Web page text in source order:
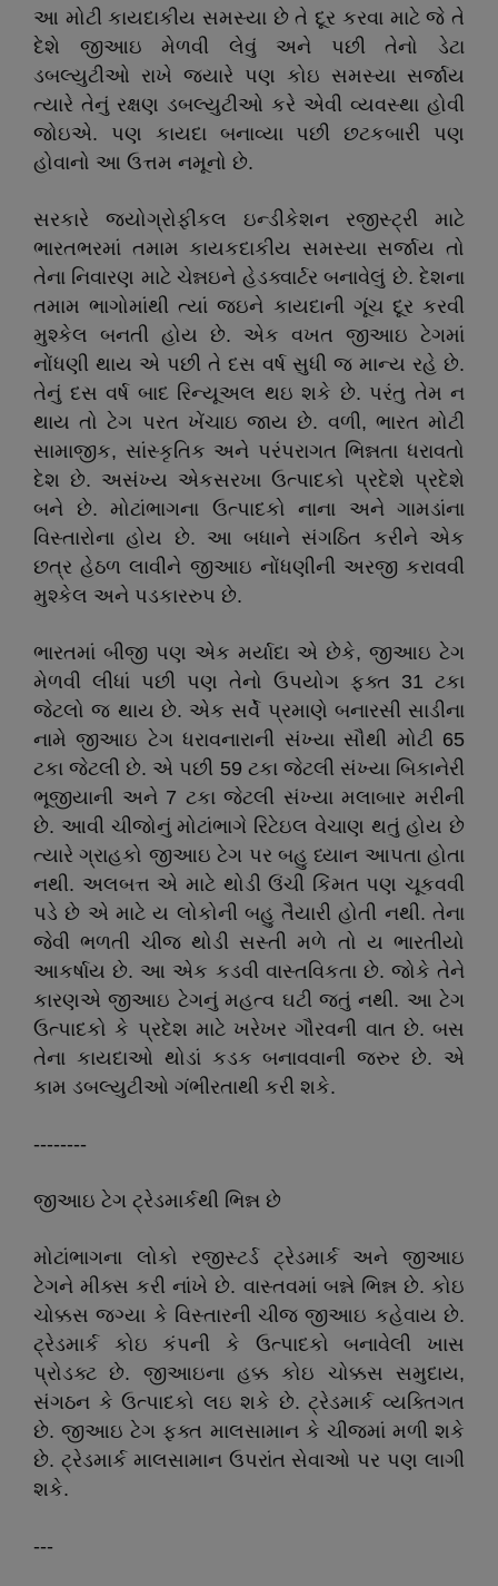
આ મોટી કાયદાકીય સમસ્યા છે તે દૂર કરવા માટે જે તે
દેશે જીઆઇ મેળવી લેવું અને પછી તેનો ડેટા
ડબલ્યુટીઓ રાખે જ્યારે પણ કોઇ સમસ્યા સર્જાય
ત્યારે તેનું રક્ષણ ડબલ્યુટીઓ કરે એવી વ્યવસ્થા હોવી
જોઇએ. પણ કાયદા બનાવ્યા પછી છટકબારી પણ
હોવાનો આ ઉત્તમ નમૂનો છે.
સરકારે જ્યોગ્રોફીકલ ઇન્ડીકેશન રજીસ્ટ્રી માટે
ભારતભરમાં તમામ કાયકદાકીય સમસ્યા સર્જાય તો
તેના નિવારણ માટે ચેન્નઇને હેડક્વાર્ટર બનાવેલું છે. દેશના
તમામ ભાગોમાંથી ત્યાં જઇને કાયદાની ગૂંચ દૂર કરવી
મુશ્કેલ બનતી હોય છે. એક વખત જીઆઇ ટેગમાં
નોંધણી થાય એ પછી તે દસ વર્ષ સુધી જ માન્ય રહે છે.
તેનું દસ વર્ષ બાદ રિન્યૂઅલ થઇ શકે છે. પરંતુ તેમ ન
થાય તો ટેગ પરત ખેંચાઇ જાય છે. વળી, ભારત મોટી
સામાજીક, સાંસ્કૃતિક અને પરંપરાગત ભિન્નતા ધરાવતો
દેશ છે. અસંખ્ય એકસરખા ઉત્પાદકો પ્રદેશે પ્રદેશે
બને છે. મોટાંભાગના ઉત્પાદકો નાના અને ગામડાંના
વિસ્તારોના હોય છે. આ બધાને સંગઠિત કરીને એક
છત્ર હેઠળ લાવીને જીઆઇ નોંધણીની અરજી કરાવવી
મુશ્કેલ અને પડકારરુપ છે.
ભારતમાં બીજી પણ એક મર્યાદા એ છેકે, જીઆઇ ટેગ
મેળવી લીધાં પછી પણ તેનો ઉપયોગ ફક્ત 31 ટકા
જેટલો જ થાય છે. એક સર્વે પ્રમાણે બનારસી સાડીના
નામે જીઆઇ ટેગ ધરાવનારાની સંખ્યા સૌથી મોટી 65
ટકા જેટલી છે. એ પછી 59 ટકા જેટલી સંખ્યા બિકાનેરી
ભૂજીયાની અને 7 ટકા જેટલી સંખ્યા મલાબાર મરીની
છે. આવી ચીજોનું મોટાંભાગે રિટેઇલ વેચાણ થતું હોય છે
ત્યારે ગ્રાહકો જીઆઇ ટેગ પર બહુ ધ્યાન આપતા હોતા
નથી. અલબત્ત એ માટે થોડી ઉંચી કિંમત પણ ચૂકવવી
પડે છે એ માટે ય લોકોની બહુ તૈયારી હોતી નથી. તેના
જેવી ભળતી ચીજ થોડી સસ્તી મળે તો ય ભારતીયો
આકર્ષાય છે. આ એક કડવી વાસ્તવિકતા છે. જોકે તેને
કારણએ જીઆઇ ટેગનું મહત્વ ઘટી જતું નથી. આ ટેગ
ઉત્પાદકો કે પ્રદેશ માટે ખરેખર ગૌરવની વાત છે. બસ
તેના કાયદાઓ થોડાં કડક બનાવવાની જરુર છે. એ
કામ ડબલ્યુટીઓ ગંભીરતાથી કરી શકે.
--------
જીઆઇ ટેગ ટ્રેડમાર્કથી ભિન્ન છે
મોટાંભાગના લોકો રજીસ્ટર્ડ ટ્રેડમાર્ક અને જીઆઇ
ટેગને મીક્સ કરી નાંખે છે. વાસ્તવમાં બન્ને ભિન્ન છે. કોઇ
ચોક્કસ જગ્યા કે વિસ્તારની ચીજ જીઆઇ કહેવાય છે.
ટ્રેડમાર્ક કોઇ કંપની કે ઉત્પાદકો બનાવેલી ખાસ
પ્રોડક્ટ છે. જીઆઇના હક્ક કોઇ ચોક્કસ સમુદાય,
સંગઠન કે ઉત્પાદકો લઇ શકે છે. ટ્રેડમાર્ક વ્યક્તિગત
છે. જીઆઇ ટેગ ફક્ત માલસામાન કે ચીજમાં મળી શકે
છે. ટ્રેડમાર્ક માલસામાન ઉપરાંત સેવાઓ પર પણ લાગી
શકે.
---